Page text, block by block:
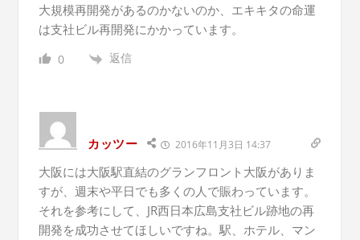
大規模再開発があるのかないのか、エキキタの命運
は支社ビル再開発にかかっています。
0 返信
カッツー 2016年11月3日 14:37
大阪には大阪駅直結のグランフロント大阪がありま
すが、週末や平日でも多くの人で賑わっています。
それを参考にして、JR西日本広島支社ビル跡地の再
開発を成功させてほしいですね。駅、ホテル、マン